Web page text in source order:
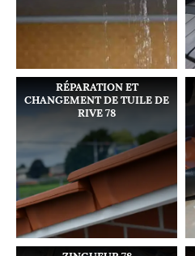
RÉPARATION ET
CHANGEMENT DE TUILE DE
RIVE 78